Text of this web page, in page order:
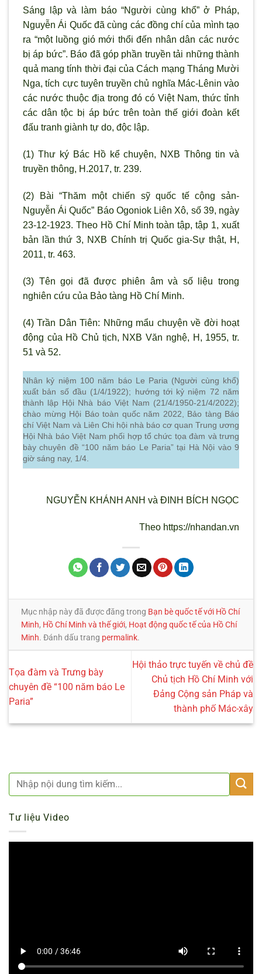
Sáng lập và làm báo “Người cùng khổ” ở Pháp,
Nguyễn Ái Quốc đã cùng các đồng chí của mình tạo
ra “một luồng gió mới thổi đến nhân dân các nước
bị áp bức”. Báo đã góp phần truyền tải những thành
quả mang tính thời đại của Cách mạng Tháng Mười
Nga, tích cực tuyên truyền chủ nghĩa Mác-Lênin vào
các nước thuộc địa trong đó có Việt Nam, thức tỉnh
các dân tộc bị áp bức trên toàn thế giới đoàn kết
đấu tranh giành tự do, độc lập.
(1) Thư ký Bác Hồ kể chuyện, NXB Thông tin và
truyền thông, H.2017, tr. 239.
(2) Bài “Thăm một chiến sỹ quốc tế cộng sản-
Nguyễn Ái Quốc” Báo Ogoniok Liên Xô, số 39, ngày
23-12-1923. Theo Hồ Chí Minh toàn tập, tập 1, xuất
bản lần thứ 3, NXB Chính trị Quốc gia-Sự thật, H,
2011, tr. 463.
(3) Tên gọi đã được phiên âm và số liệu trong
nghiên cứu của Bảo tàng Hồ Chí Minh.
(4) Trần Dân Tiên: Những mẩu chuyện về đời hoạt
động của Hồ Chủ tịch, NXB Văn nghệ, H, 1955, tr.
51 và 52.
Nhân kỷ niệm 100 năm báo Le Paria (Người cùng khổ)
xuất bản số đầu (1/4/1922); hướng tới kỷ niệm 72 năm
thành lập Hội Nhà báo Việt Nam (21/4/1950-21/4/2022);
chào mừng Hội Báo toàn quốc năm 2022, Bảo tàng Báo
chí Việt Nam và Liên Chi hội nhà báo cơ quan Trung ương
Hội Nhà báo Việt Nam phối hợp tổ chức tọa đàm và trưng
bày chuyên đề “100 năm báo Le Paria” tại Hà Nội vào 9
giờ sáng nay, 1/4.
NGUYỄN KHÁNH ANH và ÐINH BÍCH NGỌC
Theo https://nhandan.vn
Mục nhập này đã được đăng trong Bạn bè quốc tế với Hồ Chí
Minh, Hồ Chí Minh và thế giới, Hoạt động quốc tế của Hồ Chí
Minh. Đánh dấu trang permalink.
Tọa đàm và Trưng bày
chuyên đề “100 năm báo Le
Paria”
Hội thảo trực tuyến về chủ đề
Chủ tịch Hồ Chí Minh với
Đảng Cộng sản Pháp và
thành phố Mác-xây
Tư liệu Video